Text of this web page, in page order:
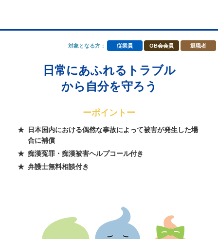
対象となる方： 従業員 OB会会員 退職者
日常にあふれるトラブル
から自分を守ろう
ーポイントー
日本国内における偶然な事故によって被害が発生した場
合に補償
痴漢冤罪・痴漢被害ヘルプコール付き
弁護士無料相談付き